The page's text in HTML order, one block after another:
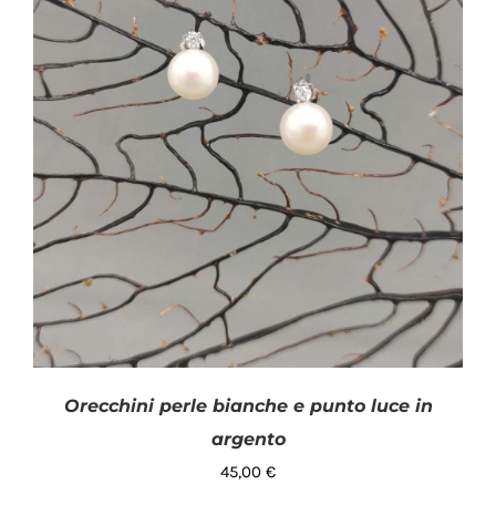
Orecchini perle bianche e punto luce in
argento
45,00 €